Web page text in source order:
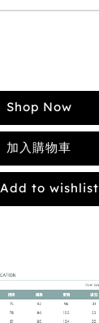
Shop Now
加入購物車
Add to wishlist